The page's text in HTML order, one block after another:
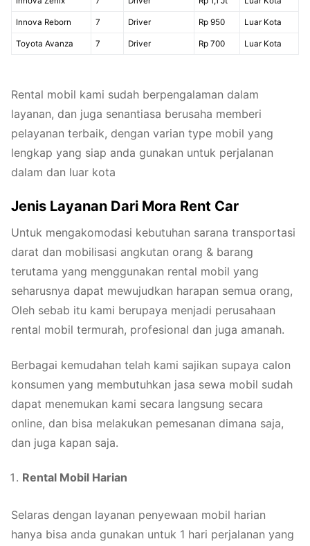
Innova Reborn 7 Driver Rp 950 Luar Kota
Toyota Avanza 7 Driver Rp 700 Luar Kota
Rental mobil kami sudah berpengalaman dalam
layanan, dan juga senantiasa berusaha memberi
pelayanan terbaik, dengan varian type mobil yang
lengkap yang siap anda gunakan untuk perjalanan
dalam dan luar kota
Jenis Layanan Dari Mora Rent Car
Untuk mengakomodasi kebutuhan sarana transportasi
darat dan mobilisasi angkutan orang & barang
terutama yang menggunakan rental mobil yang
seharusnya dapat mewujudkan harapan semua orang,
Oleh sebab itu kami berupaya menjadi perusahaan
rental mobil termurah, profesional dan juga amanah.
Berbagai kemudahan telah kami sajikan supaya calon
konsumen yang membutuhkan jasa sewa mobil sudah
dapat menemukan kami secara langsung secara
online, dan bisa melakukan pemesanan dimana saja,
dan juga kapan saja.
Rental Mobil Harian
Selaras dengan layanan penyewaan mobil harian
hanya bisa anda gunakan untuk 1 hari perjalanan yang